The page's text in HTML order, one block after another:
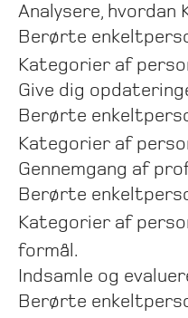
Analysere,
Berørte
Kategorier af
Give dig
Berørte
Kategorier af
Gennemgang af
Berørte
Kategorier af
formål.
Indsamle og
Berørte